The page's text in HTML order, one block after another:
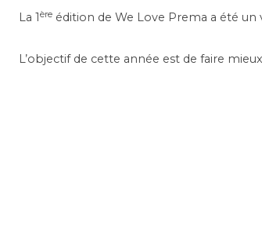
La 1ère édition de We Love Prema a été
L’objectif de cette année est de faire